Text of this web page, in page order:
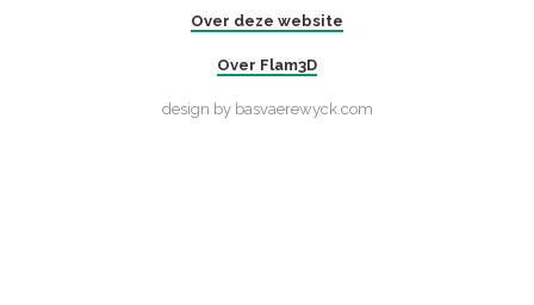
Over deze website
Over Flam3D
design by basvaerewyck.com